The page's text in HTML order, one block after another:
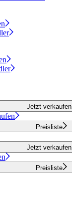
Jetzt verkaufen
Preisliste
Jetzt verkaufen
Preisliste